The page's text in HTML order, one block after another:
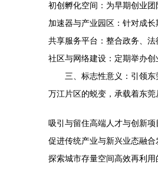
初创孵化空间：为早期创业
加速器与产业园区：针对成
共享服务平台：整合政务、
社区与网络建设：定期举办
三、标志性意义：引领
万江片区的蜕变，承载着东莞
吸引与留住高端人才与创新项
促进传统产业与新兴业态融合
探索城市存量空间高效再利